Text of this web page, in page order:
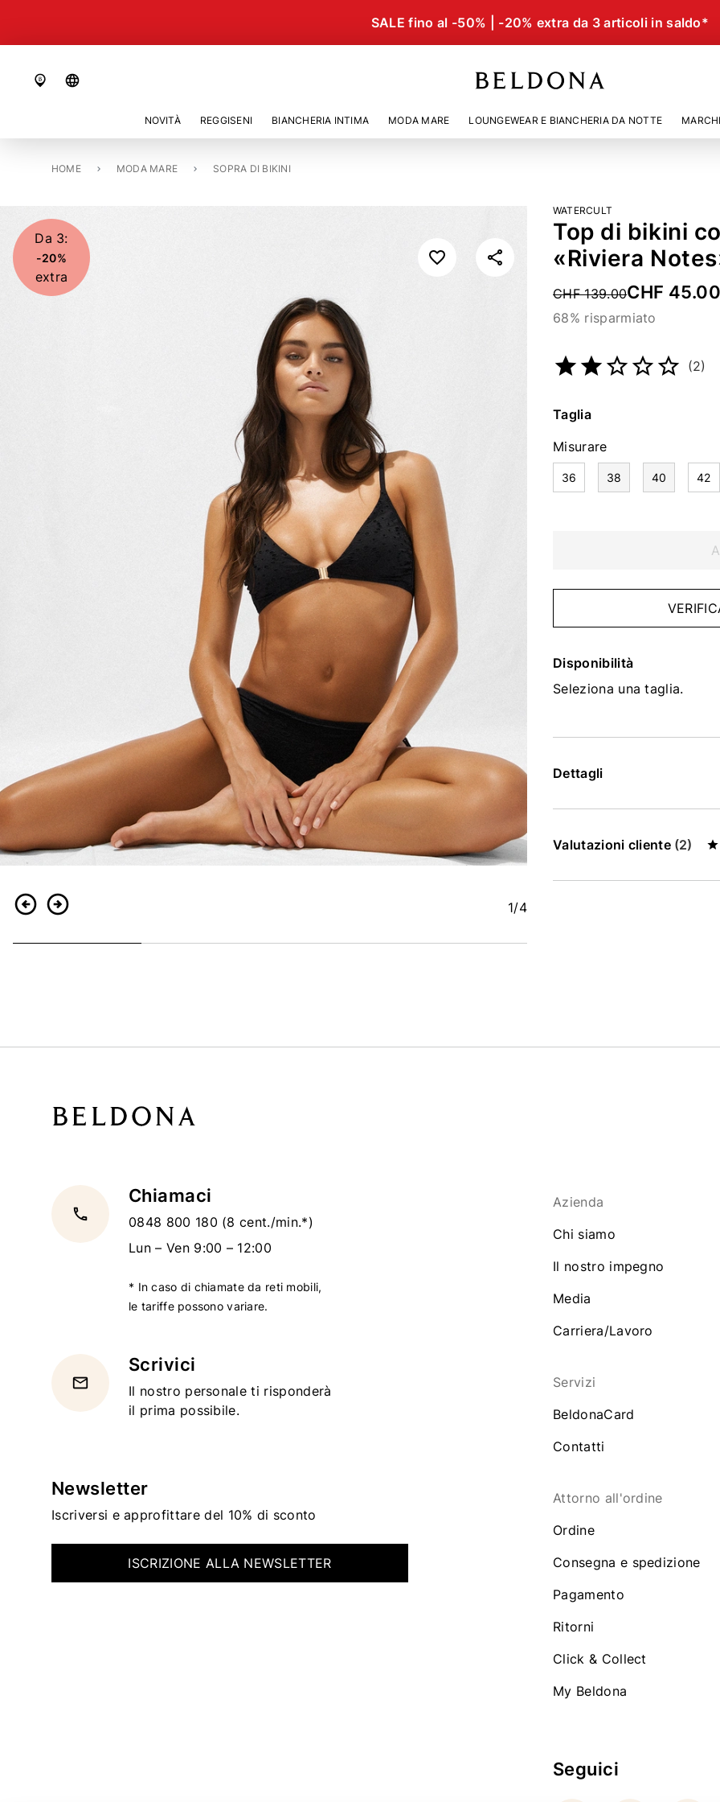
SALE fino al -50% | -20% extra da 3 articoli in saldo*
language
NOVITÀ REGGISENI BIANCHERIA INTIMA MODA MARE LOUNGEWEAR E BIANCHERIA DA NOTTE
HOME MODA MARE SOPRA DI BIKINI
TOP DI BIKINI CON FERRETTO IMBOTTITO «RIVIERA NOTES»
IndietroContinua 1/4
Da 3:
-20%
extra
WATERCULT
Top di bikini
«Riviera
Price reduced from
CHF 139.00CHF
68% risparmiato
(2)
Taglia
Misurare
36 38 40 42
Disponibilità
Seleziona una taglia.
Dettagli
Valutazioni cliente (2)
local_phone
Chiamaci
0848 800 180 (8 cent./min.*)
Lun – Ven 9:00 – 12:00
* In caso di chiamate da reti mobili,
le tariffe possono variare.
email
Scrivici
Il nostro personale ti risponderà
il prima possibile.
Newsletter
Iscriversi e approfittare del 10% di sconto
ISCRIZIONE ALLA NEWSLETTER
Azienda
Chi siamo
Il nostro impegno
Media
Carriera/Lavoro
Servizi
BeldonaCard
Contatti
Attorno all'ordine
Ordine
Consegna e spedizione
Pagamento
Ritorni
Click & Collect
My Beldona
Seguici